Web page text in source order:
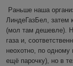
Раньше наша
ЛиндеГазБел, затем
(мол там дешевле).
газа и,
неохотно, по одному
ещё парочку), но в